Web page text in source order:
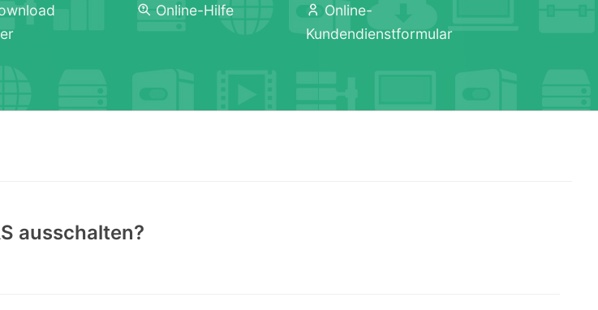
Online-Hilfe
Online-
Kundendienstformular
ausschalten?